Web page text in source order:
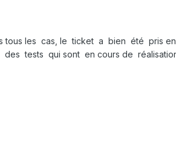
les cas, le ticket a bien été pris en
tests qui sont en cours de